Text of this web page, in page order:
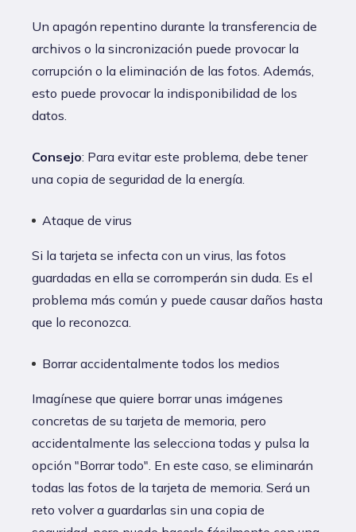
Un apagón repentino durante la transferencia de
archivos o la sincronización puede provocar la
corrupción o la eliminación de las fotos. Además,
esto puede provocar la indisponibilidad de los
datos.
Consejo: Para evitar este problema, debe tener
una copia de seguridad de la energía.
Ataque de virus
Si la tarjeta se infecta con un virus, las fotos
guardadas en ella se corromperán sin duda. Es el
problema más común y puede causar daños hasta
que lo reconozca.
Borrar accidentalmente todos los medios
Imagínese que quiere borrar unas imágenes
concretas de su tarjeta de memoria, pero
accidentalmente las selecciona todas y pulsa la
opción "Borrar todo". En este caso, se eliminarán
todas las fotos de la tarjeta de memoria. Será un
reto volver a guardarlas sin una copia de